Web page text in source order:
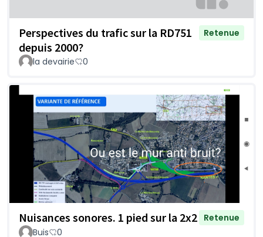
Perspectives du trafic sur la RD751
depuis 2000?
Retenue
la devairie 0
Nuisances sonores. 1 pied sur la 2x2 Retenue
Buis
0